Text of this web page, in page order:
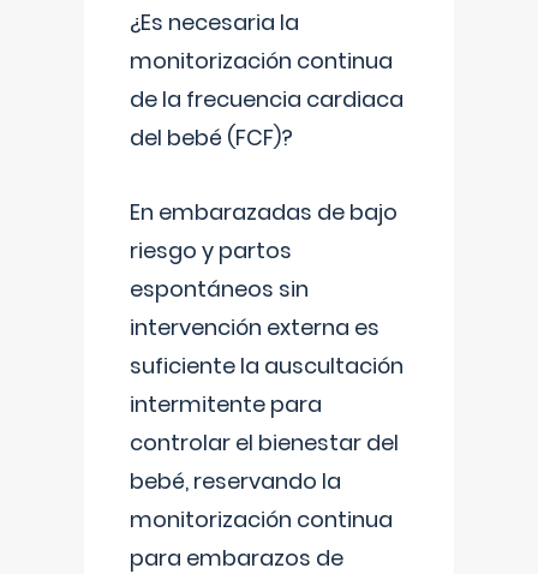
¿Es necesaria la
monitorización continua
de la frecuencia cardiaca
del bebé (FCF)?
En embarazadas de bajo
riesgo y partos
espontáneos sin
intervención externa es
suficiente la auscultación
intermitente para
controlar el bienestar del
bebé, reservando la
monitorización continua
para embarazos de